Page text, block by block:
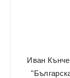
Иван